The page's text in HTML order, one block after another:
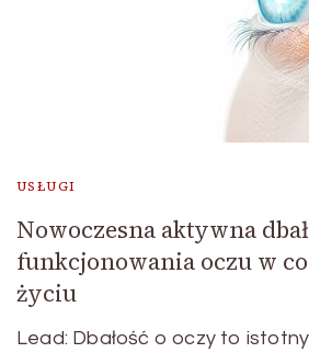
USŁUGI
Nowoczesna aktywna
funkcjonowania oczu w
życiu
Lead: Dbałość o oczy to